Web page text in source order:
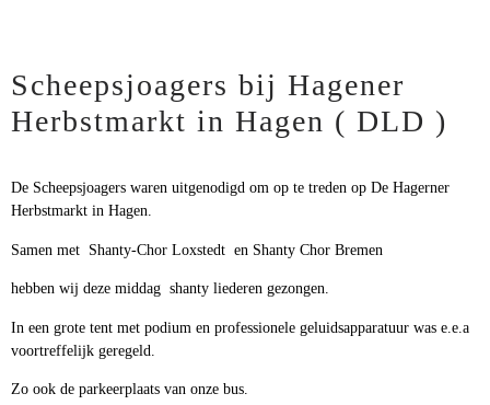
Scheepsjoagers bij Hagener
Herbstmarkt in Hagen ( DLD )
De Scheepsjoagers waren uitgenodigd om op te treden op De Hagerner
Herbstmarkt in Hagen.
Samen met Shanty-Chor Loxstedt en Shanty Chor Bremen
hebben wij deze middag shanty liederen gezongen.
In een grote tent met podium en professionele geluidsapparatuur was e.e.a
voortreffelijk geregeld.
Zo ook de parkeerplaats van onze bus.